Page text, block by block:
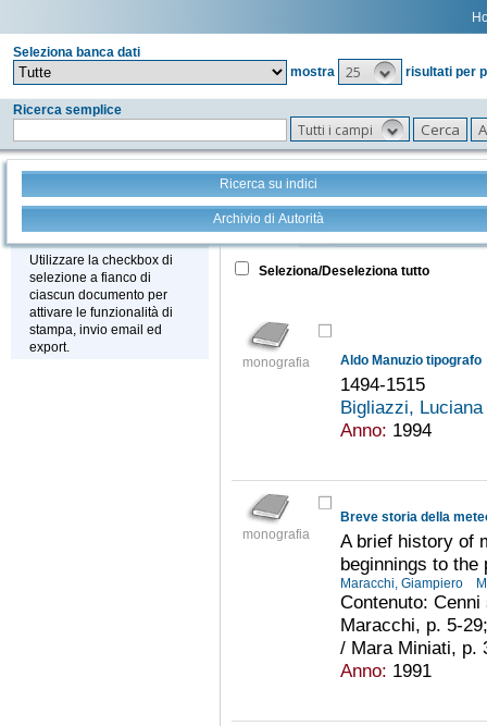
Seleziona banca dati
mostra
25 risultati per
Ricerca semplice
Tutti i campi
Ricerca su indici
Archivio di Autorità
Stampa - Email - Export
Utilizzare la checkbox di
selezione a fianco di
ciascun documento per
attivare le funzionalità di
stampa, invio email ed
export.
Tutto +
Seleziona/Deseleziona tutto
monografia Aldo Manuzio tipografo
1494-1515
Bigliazzi, Luciana
Anno: 1994
monografia
Breve storia della
A brief history of
beginnings to the
Maracchi, Giampiero
Contenuto:
Maracchi, p. 5-
/ Mara Miniati, p.
Anno: 1991